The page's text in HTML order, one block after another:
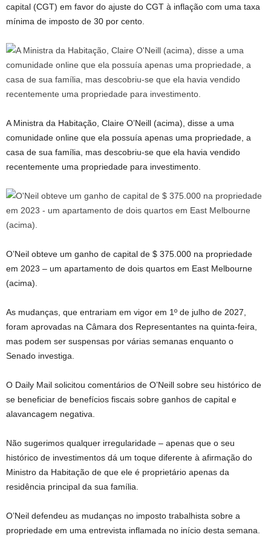
capital (CGT) em favor do ajuste do CGT à inflação com uma taxa
mínima de imposto de 30 por cento.
A Ministra da Habitação, Claire O’Neill (acima), disse a uma
comunidade online que ela possuía apenas uma propriedade, a
casa de sua família, mas descobriu-se que ela havia vendido
recentemente uma propriedade para investimento.
O’Neil obteve um ganho de capital de $ 375.000 na propriedade
em 2023 – um apartamento de dois quartos em East Melbourne
(acima).
As mudanças, que entrariam em vigor em 1º de julho de 2027,
foram aprovadas na Câmara dos Representantes na quinta-feira,
mas podem ser suspensas por várias semanas enquanto o
Senado investiga.
O Daily Mail solicitou comentários de O’Neill sobre seu histórico de
se beneficiar de benefícios fiscais sobre ganhos de capital e
alavancagem negativa.
Não sugerimos qualquer irregularidade – apenas que o seu
histórico de investimentos dá um toque diferente à afirmação do
Ministro da Habitação de que ele é proprietário apenas da
residência principal da sua família.
O’Neil defendeu as mudanças no imposto trabalhista sobre a
propriedade em uma entrevista inflamada no início desta semana.